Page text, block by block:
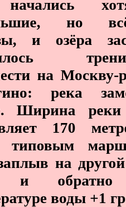
но
и озёра
на Москву-
река
Ширина реки
170
типовым
на
и
воды +1